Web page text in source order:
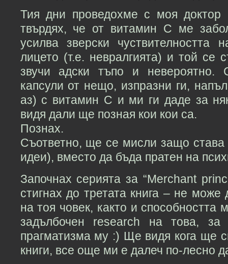
Тия дни проведохме с моя доктор
твърдях, че от витамин C ме
усилва зверски чуствителността
лицето (т.е. невралгията) и той се
звучи адски тъпо и невероятно.
капсули от нещо, изпразни ги,
аз) с витамин C и ми ги даде за
видя дали ще позная кои кои са.
Познах.
Съответно, ще се мисли защо става
идеи), вместо да бъда пратен на
Започнах серията за “Merchant
стигнах до третата книга – не може
на тоя човек, както и способността
задълбочен research на това,
прагматизма му :) Ще видя кога ще
книги, все още ми е далеч по-лесно